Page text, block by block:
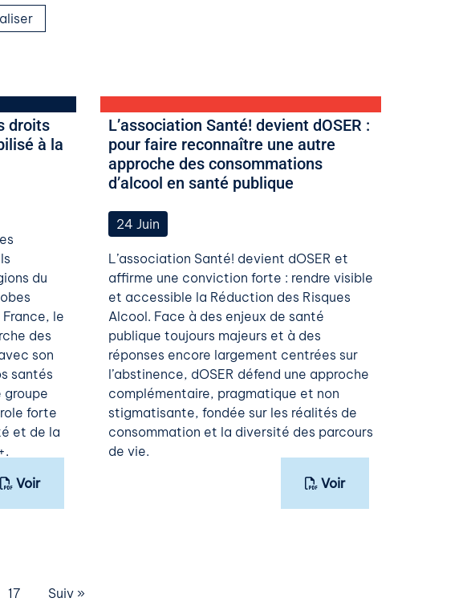
droits
à la
du
le
des
son
santés
groupe
forte
et de la
Voir
L’association Santé! devient dOSER :
pour faire reconnaître une autre
approche des consommations
d’alcool en santé publique
24 Juin
L’association Santé! devient dOSER et
affirme une conviction forte : rendre visible
et accessible la Réduction des Risques
Alcool. Face à des enjeux de santé
publique toujours majeurs et à des
réponses encore largement centrées sur
l’abstinence, dOSER défend une approche
complémentaire, pragmatique et non
stigmatisante, fondée sur les réalités de
consommation et la diversité des parcours
de vie.
Voir
17 Suiv »